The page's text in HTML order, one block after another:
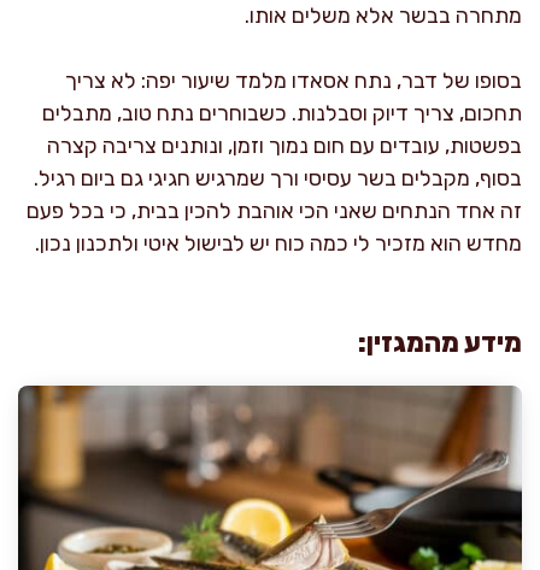
מתחרה בבשר אלא משלים אותו.
בסופו של דבר, נתח אסאדו מלמד שיעור יפה: לא צריך
תחכום, צריך דיוק וסבלנות. כשבוחרים נתח טוב, מתבלים
בפשטות, עובדים עם חום נמוך וזמן, ונותנים צריבה קצרה
בסוף, מקבלים בשר עסיסי ורך שמרגיש חגיגי גם ביום רגיל.
זה אחד הנתחים שאני הכי אוהבת להכין בבית, כי בכל פעם
מחדש הוא מזכיר לי כמה כוח יש לבישול איטי ולתכנון נכון.
מידע מהמגזין: